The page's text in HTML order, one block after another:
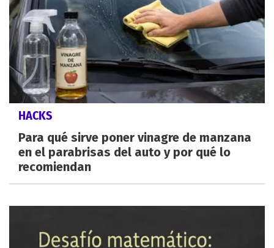
HACKS
Para qué sirve poner vinagre de manzana
en el parabrisas del auto y por qué lo
recomiendan